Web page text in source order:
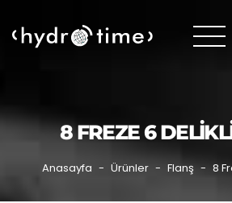
8 FREZE 6
Anasayfa Ürünler Flanş 8